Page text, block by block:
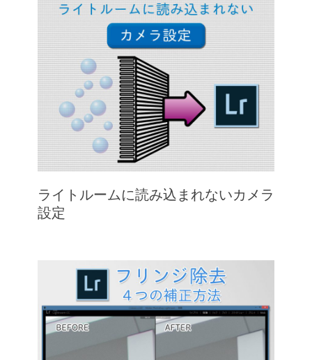
ライトルームに読み込まれないカメラ
設定